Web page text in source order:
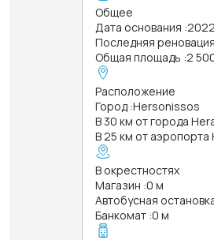
Общее
Дата основания :2022
Последняя реновация
Общая площадь :2
Расположение
Город :Hersonissos
В 30 км от города
В 25 км от аэропорта
В окрестностях
Магазин :0 м
Автобусная
Банкомат :0 м